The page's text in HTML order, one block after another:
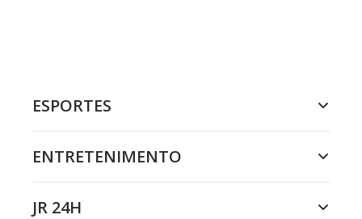
ESPORTES
ENTRETENIMENTO
JR 24H